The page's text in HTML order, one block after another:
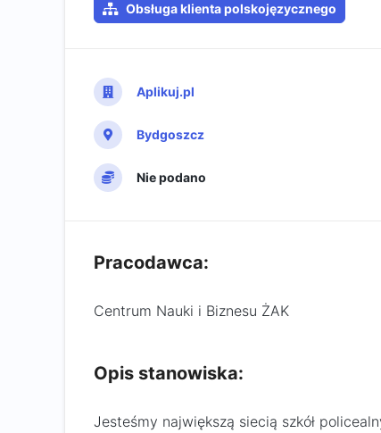
Obsługa klienta polskojęzycznego
Aplikuj.pl
Bydgoszcz
Nie podano
Pracodawca:
Centrum Nauki i Biznesu ŻAK
Opis stanowiska:
Jesteśmy największą siecią szkół